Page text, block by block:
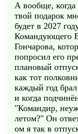
А вообще,
твой подарок
будет в 2027
Командующего
Гончарова,
попросил его
плановый
как тот
каждый год
и когда
"Командир,
летом?" Он
ом я так в